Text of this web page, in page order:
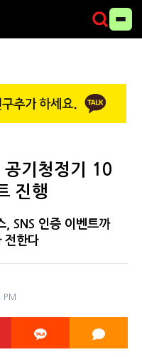
공기청정기 10
진행
SNS 인증 이벤트까
전한다